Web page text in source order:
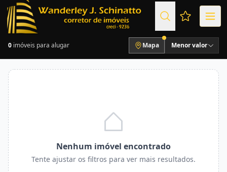
Favoritos
0 imóveis para alugar Mapa Menor valor
Nenhum imóvel encontrado
Tente ajustar os filtros para ver mais resultados.